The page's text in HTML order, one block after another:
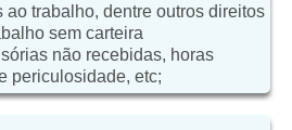
trabalho, dentre outros direitos
sem carteira
não recebidas, horas
periculosidade, etc;